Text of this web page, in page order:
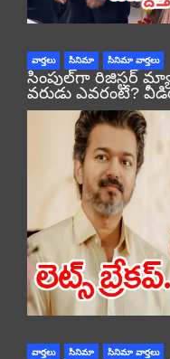
వార్తలు సినిమా సినిమా వార్తలు
సింపుల్‌గా రిజిస్టర్‌
వరుడు ఎవరంటే?
వార్తలు సినిమా సినిమా వార్తలు